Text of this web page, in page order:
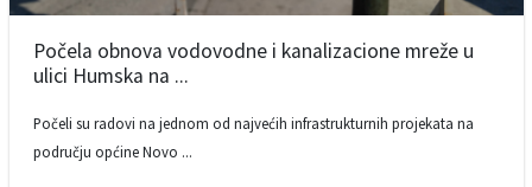
Počela obnova vodovodne i kanalizacione mreže u
ulici Humska na ...
Počeli su radovi na jednom od najvećih infrastrukturnih projekata na
području općine Novo ...